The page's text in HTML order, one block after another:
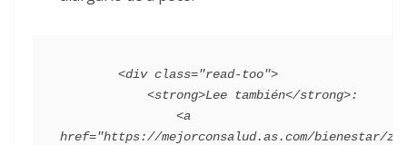
href="https://mejorconsalud.as.com/bienestar/za